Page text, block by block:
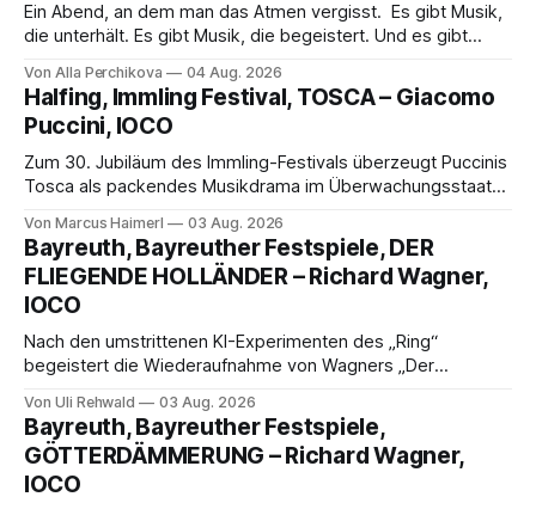
Ein Abend, an dem man das Atmen vergisst. Es gibt Musik,
die unterhält. Es gibt Musik, die begeistert. Und es gibt
Genau so war der Abend im Kurhaus Wiesbaden, an dem
Johannes Brahms’ Erstes Klavierkonzert d-Moll op. 15 mit
Daniil
Von Alla Perchikova 04 Aug. 2026
Halfing, Immling Festival, TOSCA – Giacomo
Puccini, IOCO
Zum 30. Jubiläum des Immling-Festivals überzeugt Puccinis
Tosca als packendes Musikdrama im Überwachungsstaat
spannend und werkgetreu, getragen von starken Solisten,
eindrucksvollen Projektionen und einer klangvollen
musikalischen Leitung.
Von Marcus Haimerl 03 Aug. 2026
Bayreuth, Bayreuther Festspiele, DER
FLIEGENDE HOLLÄNDER – Richard Wagner,
IOCO
Nach den umstrittenen KI-Experimenten des „Ring“
begeistert die Wiederaufnahme von Wagners „Der
Musik und einem neuen Traumpaar: Elisabeth Teige und
Nicholas Brownlee sorgen für einen der Höhepunkte der
Bayreuther Festspiele 2026.
Von Uli Rehwald 03 Aug. 2026
Bayreuth, Bayreuther Festspiele,
GÖTTERDÄMMERUNG – Richard Wagner,
IOCO